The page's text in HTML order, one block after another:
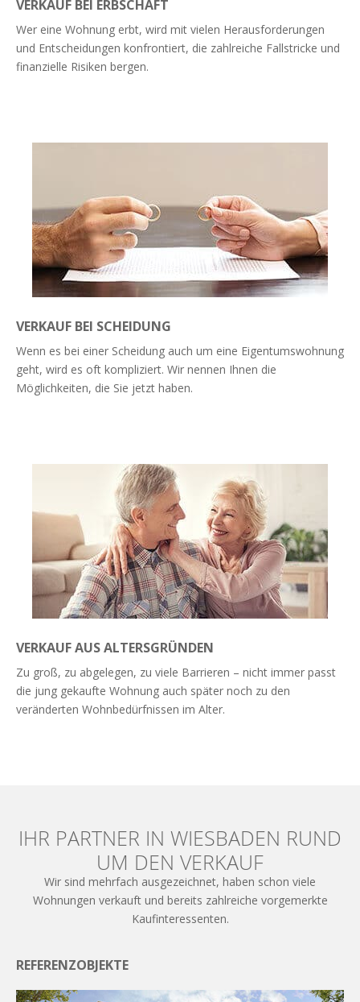
VERKAUF BEI ERBSCHAFT
Wer eine Wohnung erbt, wird mit vielen Herausforderungen
und Entscheidungen konfrontiert, die zahlreiche Fallstricke und
finanzielle Risiken bergen.
VERKAUF BEI SCHEIDUNG
Wenn es bei einer Scheidung auch um eine Eigentumswohnung
geht, wird es oft kompliziert. Wir nennen Ihnen die
Möglichkeiten, die Sie jetzt haben.
VERKAUF AUS ALTERSGRÜNDEN
Zu groß, zu abgelegen, zu viele Barrieren – nicht immer passt
die jung gekaufte Wohnung auch später noch zu den
veränderten Wohnbedürfnissen im Alter.
IHR PARTNER IN WIESBADEN RUND
UM DEN VERKAUF
Wir sind mehrfach ausgezeichnet, haben schon viele
Wohnungen verkauft und bereits zahlreiche vorgemerkte
Kaufinteressenten.
REFERENZOBJEKTE